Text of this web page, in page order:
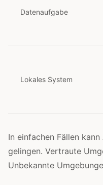
Datenaufgabe
Lokales System
In einfachen Fällen
gelingen. Vertraute
Unbekannte